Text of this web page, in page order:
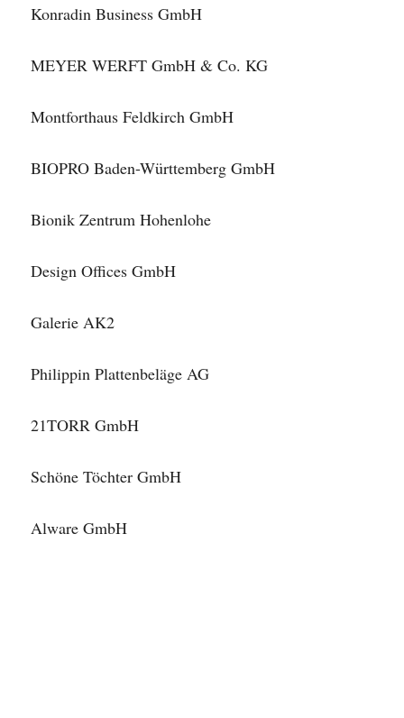
Konradin Business GmbH
MEYER WERFT GmbH & Co. KG
Montforthaus Feldkirch GmbH
BIOPRO Baden-Württemberg GmbH
Bionik Zentrum Hohenlohe
Design Offices GmbH
Galerie AK2
Philippin Plattenbeläge AG
21TORR GmbH
Schöne Töchter GmbH
Alware GmbH